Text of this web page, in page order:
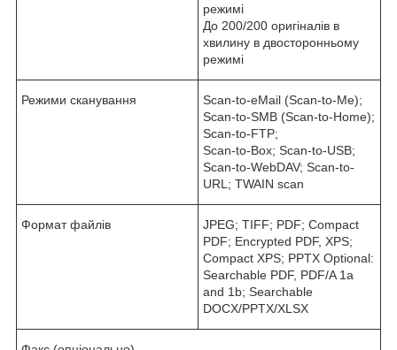
режимі
До 200/200 оригіналів в
хвилину в двосторонньому
режимі
Режими сканування
Scan-to-eMail (Scan-to-Me);
Scan-to-SMB (Scan-to-Home);
Scan-to-FTP;
Scan-to-Box; Scan-to-USB;
Scan-to-WebDAV; Scan-to-
URL; TWAIN scan
Формат файлів
JPEG; TIFF; PDF; Compact
PDF; Encrypted PDF, XPS;
Compact XPS; PPTX Optional:
Searchable PDF, PDF/A 1a
and 1b; Searchable
DOCX/PPTX/XLSX